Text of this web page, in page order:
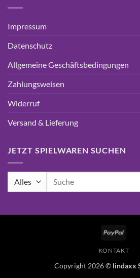
Impressum
Datenschutz
Allgemeine Geschäftsbedingungen
Zahlungsweisen
Widerruf
Versand & Lieferung
JETZT SPIELWAREN SUCHEN
KONTAKT
Copyright 2026 © lindaxx